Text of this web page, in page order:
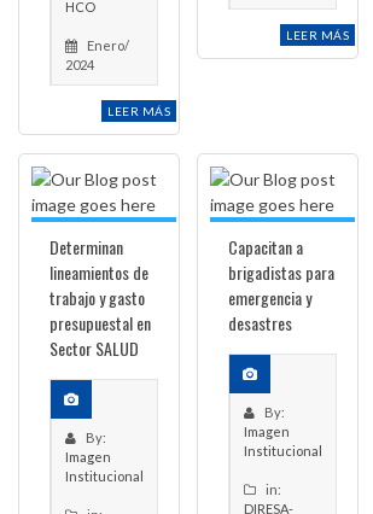
HCO
Enero/
2024
LEER MÁS
LEER MÁS
Determinan
lineamientos de
trabajo y gasto
presupuestal en
Sector SALUD
By:
Imagen
Institucional
Capacitan a
brigadistas para
emergencia y
desastres
By:
Imagen
Institucional
in:
DIRESA-